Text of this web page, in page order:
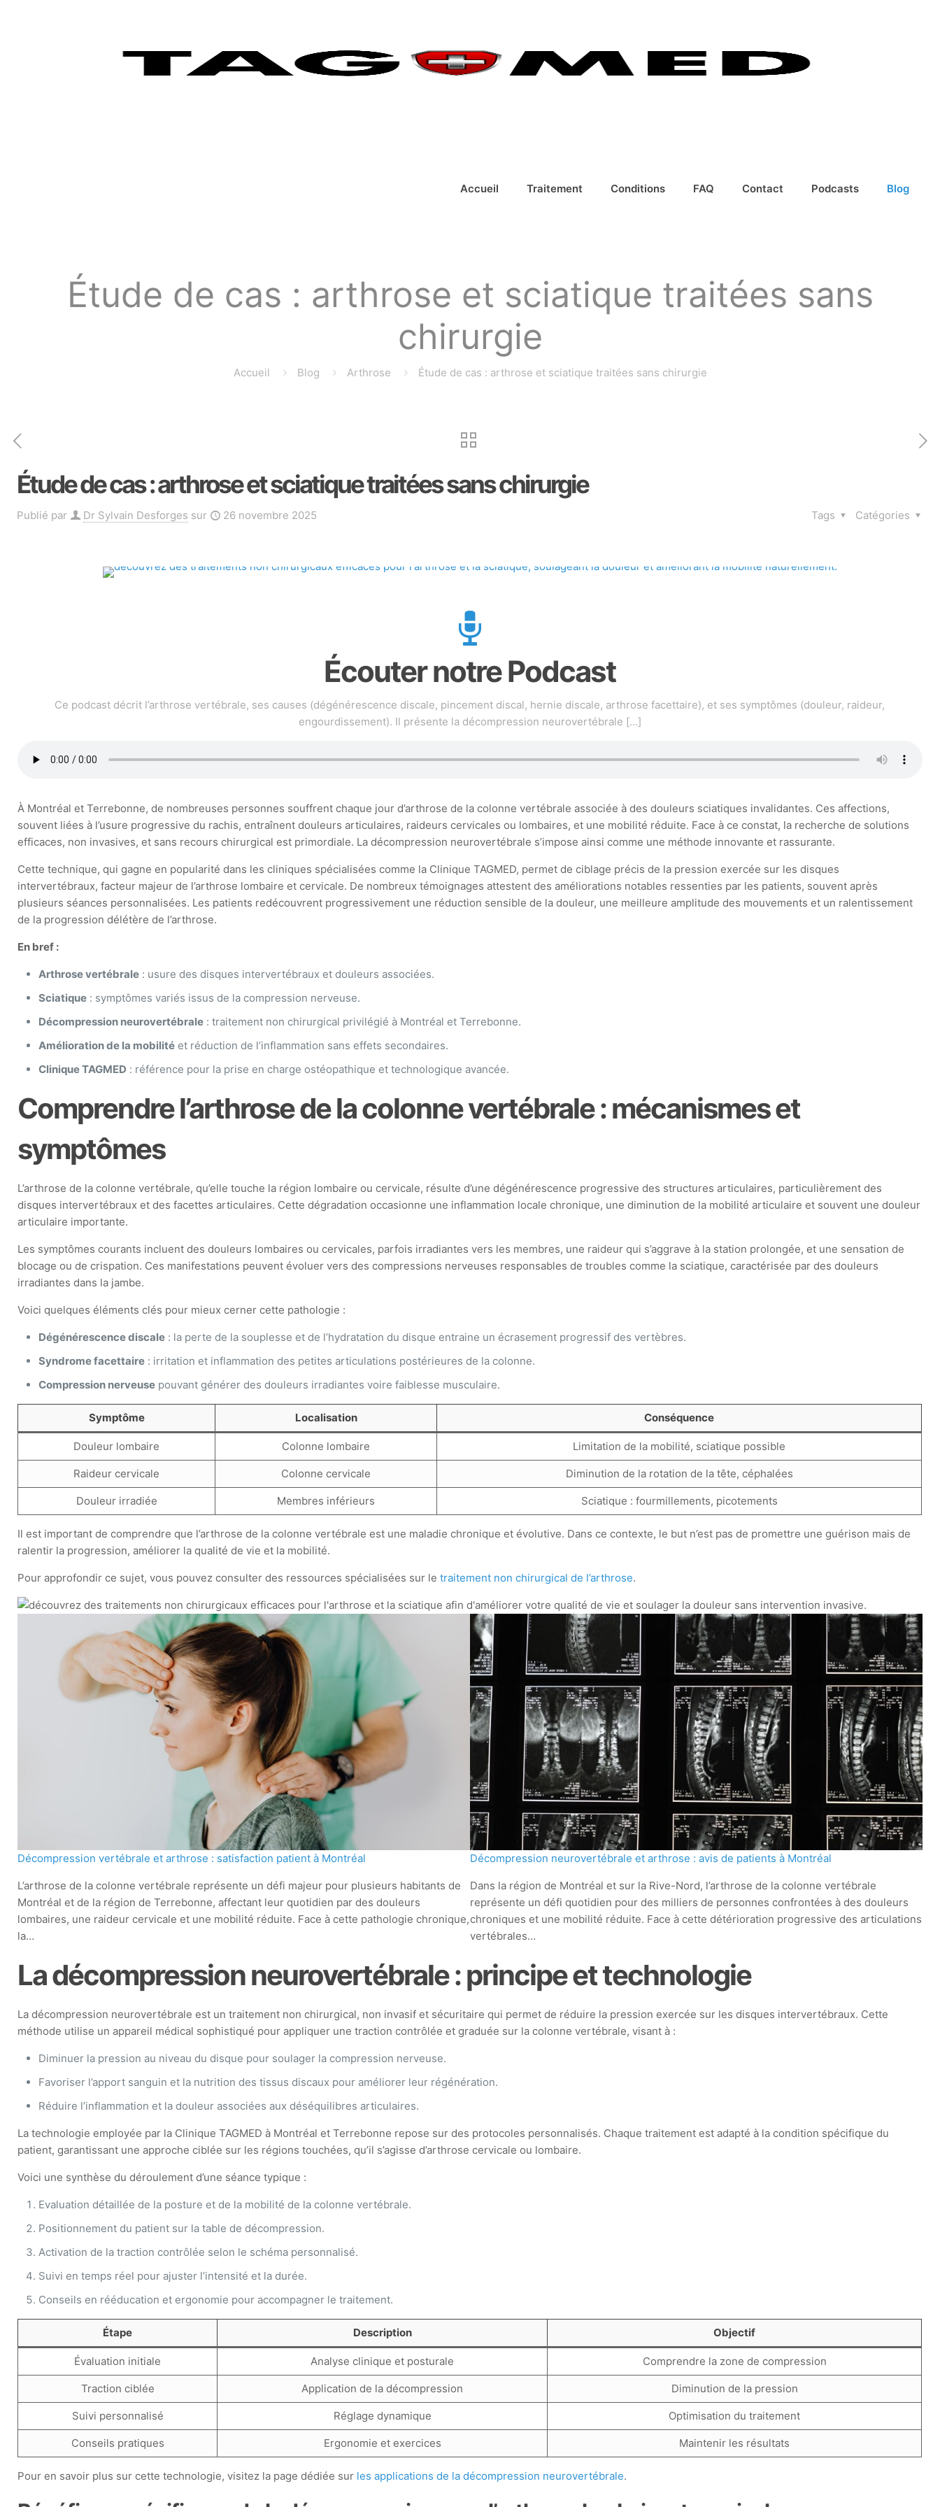
Accueil Traitement Conditions FAQ Contact Podcasts Blog
Étude de cas : arthrose et sciatique traitées sans
chirurgie
Accueil Blog Arthrose Étude de cas : arthrose et sciatique traitées sans chirurgie
Étude de cas : arthrose et sciatique traitées sans chirurgie
Publié par Dr Sylvain Desforges sur 26 novembre 2025 Catégories
Tags
Écouter notre Podcast
Ce podcast décrit l’arthrose vertébrale, ses causes (dégénérescence discale, pincement discal, hernie discale, arthrose facettaire), et ses symptômes (douleur, raideur,
engourdissement). Il présente la décompression neurovertébrale […]
À Montréal et Terrebonne, de nombreuses personnes souffrent chaque jour d’arthrose de la colonne vertébrale associée à des douleurs sciatiques invalidantes. Ces affections,
souvent liées à l’usure progressive du rachis, entraînent douleurs articulaires, raideurs cervicales ou lombaires, et une mobilité réduite. Face à ce constat, la recherche de solutions
efficaces, non invasives, et sans recours chirurgical est primordiale. La décompression neurovertébrale s’impose ainsi comme une méthode innovante et rassurante.
Cette technique, qui gagne en popularité dans les cliniques spécialisées comme la Clinique TAGMED, permet de ciblage précis de la pression exercée sur les disques
intervertébraux, facteur majeur de l’arthrose lombaire et cervicale. De nombreux témoignages attestent des améliorations notables ressenties par les patients, souvent après
plusieurs séances personnalisées. Les patients redécouvrent progressivement une réduction sensible de la douleur, une meilleure amplitude des mouvements et un ralentissement
de la progression délétère de l’arthrose.
En bref :
Arthrose vertébrale : usure des disques intervertébraux et douleurs associées.
Sciatique : symptômes variés issus de la compression nerveuse.
Décompression neurovertébrale : traitement non chirurgical privilégié à Montréal et Terrebonne.
Amélioration de la mobilité et réduction de l’inflammation sans effets secondaires.
Clinique TAGMED : référence pour la prise en charge ostéopathique et technologique avancée.
Comprendre l’arthrose de la colonne vertébrale : mécanismes et
symptômes
L’arthrose de la colonne vertébrale, qu’elle touche la région lombaire ou cervicale, résulte d’une dégénérescence progressive des structures articulaires, particulièrement des
disques intervertébraux et des facettes articulaires. Cette dégradation occasionne une inflammation locale chronique, une diminution de la mobilité articulaire et souvent une douleur
articulaire importante.
Les symptômes courants incluent des douleurs lombaires ou cervicales, parfois irradiantes vers les membres, une raideur qui s’aggrave à la station prolongée, et une sensation de
blocage ou de crispation. Ces manifestations peuvent évoluer vers des compressions nerveuses responsables de troubles comme la sciatique, caractérisée par des douleurs
irradiantes dans la jambe.
Voici quelques éléments clés pour mieux cerner cette pathologie :
Dégénérescence discale : la perte de la souplesse et de l’hydratation du disque entraine un écrasement progressif des vertèbres.
Syndrome facettaire : irritation et inflammation des petites articulations postérieures de la colonne.
Compression nerveuse pouvant générer des douleurs irradiantes voire faiblesse musculaire.
Symptôme Localisation Conséquence
Douleur lombaire Colonne lombaire Limitation de la mobilité, sciatique possible
Raideur cervicale Colonne cervicale Diminution de la rotation de la tête, céphalées
Douleur irradiée Membres inférieurs Sciatique : fourmillements, picotements
Il est important de comprendre que l’arthrose de la colonne vertébrale est une maladie chronique et évolutive. Dans ce contexte, le but n’est pas de promettre une guérison mais de
ralentir la progression, améliorer la qualité de vie et la mobilité.
Pour approfondir ce sujet, vous pouvez consulter des ressources spécialisées sur letraitement non chirurgical de l’arthrose.
Décompression vertébrale et arthrose : satisfaction patient à Montréal
L’arthrose de la colonne vertébrale représente un défi majeur pour plusieurs habitants de
Montréal et de la région de Terrebonne, affectant leur quotidien par des douleurs
lombaires, une raideur cervicale et une mobilité réduite. Face à cette pathologie chronique,
la…
Décompression neurovertébrale et arthrose : avis de patients à Montréal
Dans la région de Montréal et sur la Rive-Nord, l’arthrose de la colonne vertébrale
représente un défi quotidien pour des milliers de personnes confrontées à des douleurs
chroniques et une mobilité réduite. Face à cette détérioration progressive des articulations
vertébrales…
La décompression neurovertébrale : principe et technologie
La décompression neurovertébrale est un traitement non chirurgical, non invasif et sécuritaire qui permet de réduire la pression exercée sur les disques intervertébraux. Cette
méthode utilise un appareil médical sophistiqué pour appliquer une traction contrôlée et graduée sur la colonne vertébrale, visant à :
Diminuer la pression au niveau du disque pour soulager la compression nerveuse.
Favoriser l’apport sanguin et la nutrition des tissus discaux pour améliorer leur régénération.
Réduire l’inflammation et la douleur associées aux déséquilibres articulaires.
La technologie employée par la Clinique TAGMED à Montréal et Terrebonne repose sur des protocoles personnalisés. Chaque traitement est adapté à la condition spécifique du
patient, garantissant une approche ciblée sur les régions touchées, qu’il s’agisse d’arthrose cervicale ou lombaire.
Voici une synthèse du déroulement d’une séance typique :
Evaluation détaillée de la posture et de la mobilité de la colonne vertébrale.
Positionnement du patient sur la table de décompression.
Activation de la traction contrôlée selon le schéma personnalisé.
Suivi en temps réel pour ajuster l’intensité et la durée.
Conseils en rééducation et ergonomie pour accompagner le traitement.
Étape Description Objectif
Évaluation initiale Analyse clinique et posturale Comprendre la zone de compression
Traction ciblée Application de la décompression Diminution de la pression
Suivi personnalisé Réglage dynamique Optimisation du traitement
Conseils pratiques Ergonomie et exercices Maintenir les résultats
Pour en savoir plus sur cette technologie, visitez la page dédiée sur les applications de la décompression neurovertébrale.